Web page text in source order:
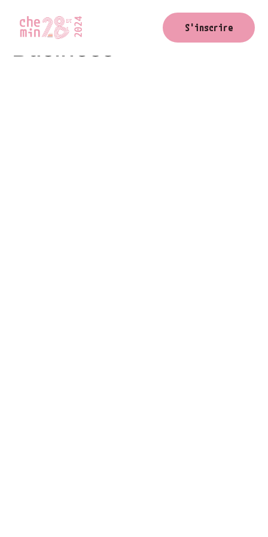
S'inscrire
Create Love in
Business